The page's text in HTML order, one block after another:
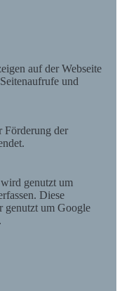
auf der Webseite
und
Förderung der
genutzt um
Diese
genutzt um Google